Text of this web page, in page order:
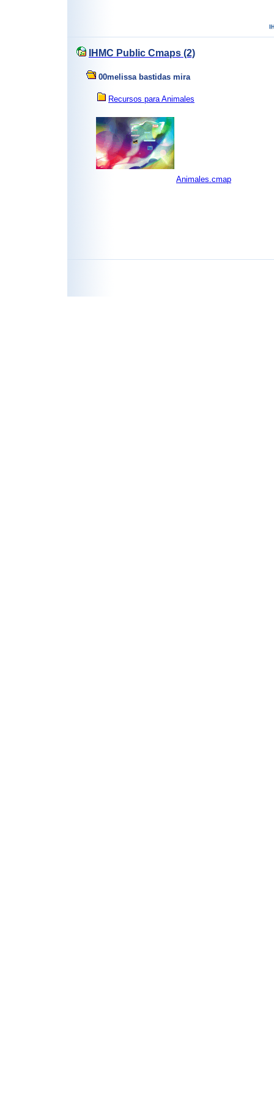
IHMC Public Cmaps (2)
00melissa bastidas mira
Recursos para Animales
Animales.cmap